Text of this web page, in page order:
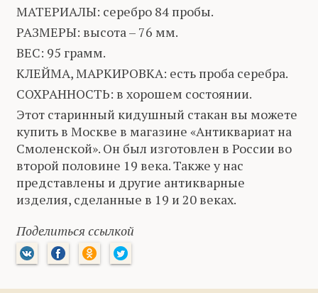
МАТЕРИАЛЫ: серебро 84 пробы.
РАЗМЕРЫ: высота – 76 мм.
ВЕС: 95 грамм.
КЛЕЙМА, МАРКИРОВКА: есть проба серебра.
СОХРАННОСТЬ: в хорошем состоянии.
Этот старинный кидушный стакан вы можете
купить в Москве в магазине «Антиквариат на
Смоленской». Он был изготовлен в России во
второй половине 19 века. Также у нас
представлены и другие антикварные
изделия, сделанные в 19 и 20 веках.
Поделиться ссылкой